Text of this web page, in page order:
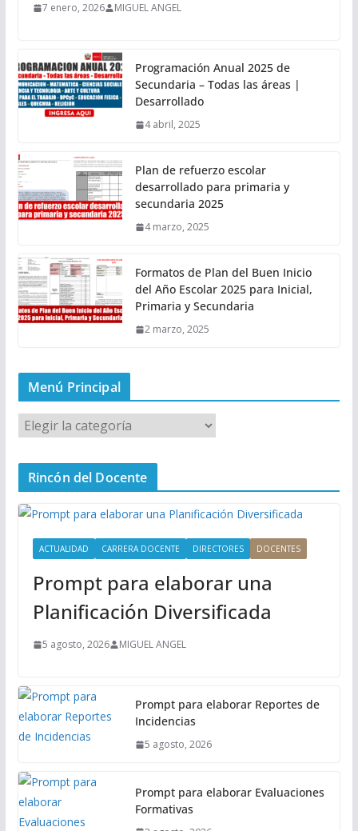
7 enero, 2026 MIGUEL ANGEL
Programación Anual 2025 de
Secundaria – Todas las áreas |
Desarrollado
4 abril, 2025
Plan de refuerzo escolar
desarrollado para primaria y
secundaria 2025
4 marzo, 2025
Formatos de Plan del Buen Inicio
del Año Escolar 2025 para Inicial,
Primaria y Secundaria
2 marzo, 2025
Menú Principal
M
e
n
P
Rincón del Docente
ACTUALIDAD CARRERA DOCENTE DIRECTORES DOCENTES
Prompt para elaborar una
Planificación Diversificada
5 agosto, 2026 MIGUEL ANGEL
Prompt para elaborar Reportes de
Incidencias
5 agosto, 2026
Prompt para elaborar Evaluaciones
Formativas